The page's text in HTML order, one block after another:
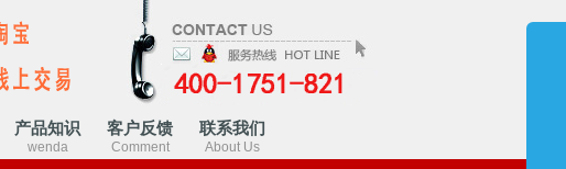
产品知识
wenda
客户反馈
Comment
联系我们
About Us